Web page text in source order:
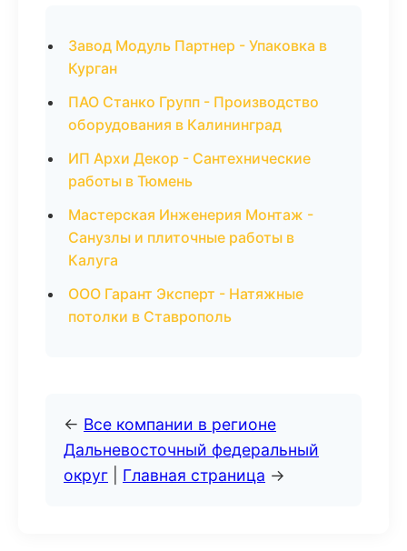
Завод Модуль Партнер - Упаковка в
Курган
ПАО Станко Групп - Производство
оборудования в Калининград
ИП Архи Декор - Сантехнические
работы в Тюмень
Мастерская Инженерия Монтаж -
Санузлы и плиточные работы в
Калуга
ООО Гарант Эксперт - Натяжные
потолки в Ставрополь
← Все компании в регионе
Дальневосточный федеральный
округ
Главная страница →